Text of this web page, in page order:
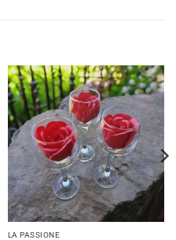
LA PASSIONE